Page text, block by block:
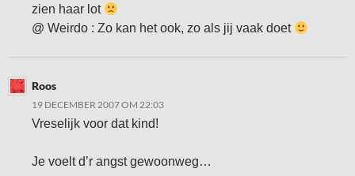
zien haar lot
@ Weirdo : Zo kan het ook, zo als jij vaak doet
Roos
19 DECEMBER 2007 OM 22:03
Vreselijk voor dat kind!
Je voelt d’r angst gewoonweg…